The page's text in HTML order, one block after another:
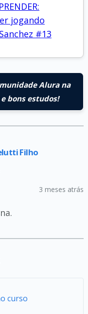
jogando
#13
Alura na
bons estudos!
Filho
3 meses atrás
curso